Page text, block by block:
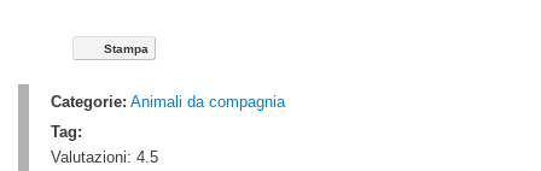
Stampa
Categorie: Animali da compagnia
Tag:
Valutazioni: 4.5